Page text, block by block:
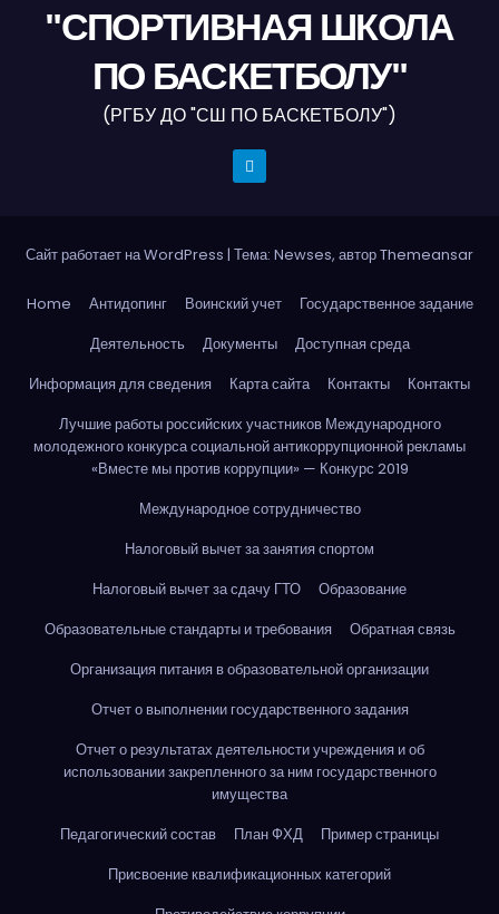
"СПОРТИВНАЯ ШКОЛА
ПО БАСКЕТБОЛУ"
(РГБУ ДО "СШ ПО БАСКЕТБОЛУ")
Сайт работает на WordPress | Тема: Newses, авторThemeansar
Home Антидопинг Воинский учет
Государственное задание
Деятельность
Документы
Доступная среда
Информация для сведения
Карта сайта Контакты
Контакты
Лучшие работы российских участников Международного
молодежного конкурса социальной антикоррупционной рекламы
«Вместе мы против коррупции» — Конкурс 2019
Международное сотрудничество
Налоговый вычет за занятия спортом
Налоговый вычет за сдачу ГТО
Образование
Образовательные стандарты и требования
Обратная связь
Организация питания в образовательной организации
Отчет о выполнении государственного задания
Отчет о результатах деятельности учреждения и об
использовании закрепленного за ним государственного
имущества
Педагогический состав
План ФХД
Пример страницы
Присвоение квалификационных категорий